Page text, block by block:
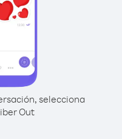
selecciona
Out